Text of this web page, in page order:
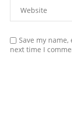
Save my
next time I